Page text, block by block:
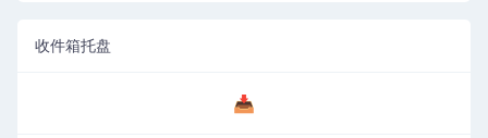
收件箱托盘
📥